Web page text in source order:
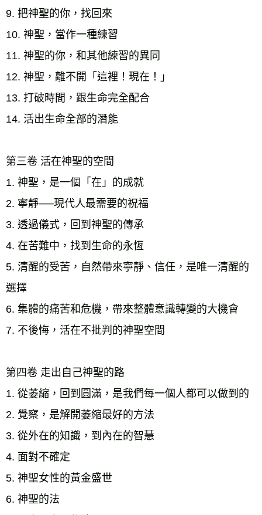
9. 把神聖的你，找回來
10. 神聖，當作一種練習
11. 神聖的你，和其他練習的異同
12. 神聖，離不開「這裡！現在！」
13. 打破時間，跟生命完全配合
14. 活出生命全部的潛能
第三卷 活在神聖的空間
1. 神聖，是一個「在」的成就
2. 寧靜──現代人最需要的祝福
3. 透過儀式，回到神聖的傳承
4. 在苦難中，找到生命的永恆
5. 清醒的受苦，自然帶來寧靜、信任，是唯一清醒的
選擇
6. 集體的痛苦和危機，帶來整體意識轉變的大機會
7. 不後悔，活在不批判的神聖空間
第四卷 走出自己神聖的路
1. 從萎縮，回到圓滿，是我們每一個人都可以做到的
2. 覺察，是解開萎縮最好的方法
3. 從外在的知識，到內在的智慧
4. 面對不確定
5. 神聖女性的黃金盛世
6. 神聖的法